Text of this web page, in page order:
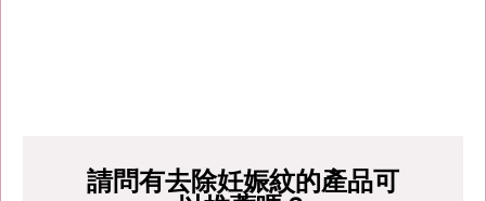
請問有去除妊娠紋的產品可